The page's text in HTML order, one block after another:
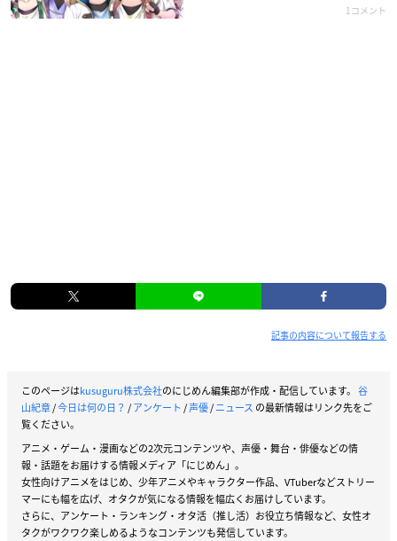
1コメント
記事の内容について報告する
このページはkusuguru株式会社のにじめん編集部が作成・配信しています。 谷
山紀章/今日は何の日？ /アンケート /声優/ニュース の最新情報はリンク先をご
覧ください。
アニメ・ゲーム・漫画などの2次元コンテンツや、声優・舞台・俳優などの情
報・話題をお届けする情報メディア「にじめん」。
女性向けアニメをはじめ、少年アニメやキャラクター作品、VTuberなどストリー
マーにも幅を広げ、オタクが気になる情報を幅広くお届けしています。
さらに、アンケート・ランキング・オタ活（推し活）お役立ち情報など、女性オ
タクがワクワク楽しめるようなコンテンツも発信しています。